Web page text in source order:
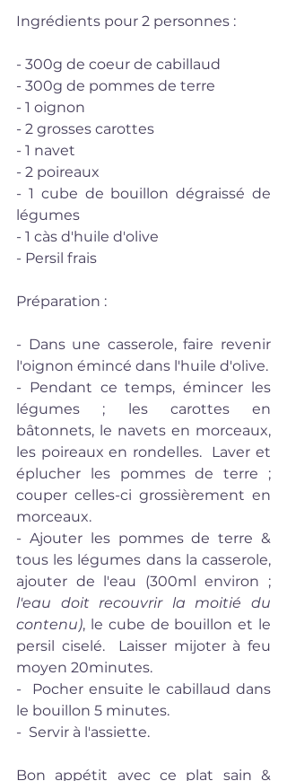
Ingrédients pour 2 personnes :
- 300g de coeur de cabillaud
- 300g de pommes de terre
- 1 oignon
- 2 grosses carottes
- 1 navet
- 2 poireaux
- 1 cube de bouillon dégraissé de
légumes
- 1 càs d'huile d'olive
- Persil frais
Préparation :
- Dans une casserole, faire revenir
l'oignon émincé dans l'huile d'olive.
- Pendant ce temps, émincer les
légumes ; les carottes en
bâtonnets, le navets en morceaux,
les poireaux en rondelles.  Laver et
éplucher les pommes de terre ;
couper celles-ci grossièrement en
morceaux.
- Ajouter les pommes de terre &
tous les légumes dans la casserole,
ajouter de l'eau (300ml environ ;
l'eau doit recouvrir la moitié du
contenu), le cube de bouillon et le
persil ciselé.  Laisser mijoter à feu
moyen 20minutes.
-  Pocher ensuite le cabillaud dans
le bouillon 5 minutes.
-  Servir à l'assiette.
Bon appétit avec ce plat sain &